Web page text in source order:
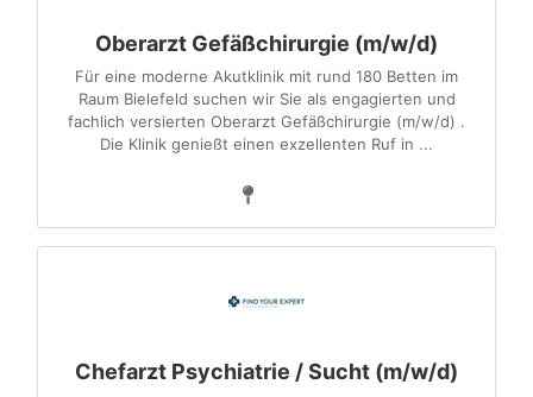
Oberarzt Gefäßchirurgie (m/w/d)
Für eine moderne Akutklinik mit rund 180 Betten im
Raum Bielefeld suchen wir Sie als engagierten und
fachlich versierten Oberarzt Gefäßchirurgie (m/w/d) .
Die Klinik genießt einen exzellenten Ruf in ...
Chefarzt Psychiatrie / Sucht (m/w/d)